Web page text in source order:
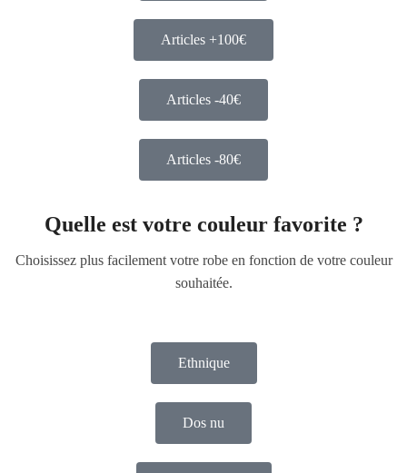
Articles +100€
Articles -40€
Articles -80€
Quelle est votre couleur favorite ?
Choisissez plus facilement votre robe en fonction de votre couleur
souhaitée.
Ethnique
Dos nu